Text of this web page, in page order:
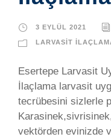
3 EYLÜL 2021
LARVASIT
Esertepe Larvasit
İlaçlama larvasit
tecrübesini sizlerle
vektörden evinizde